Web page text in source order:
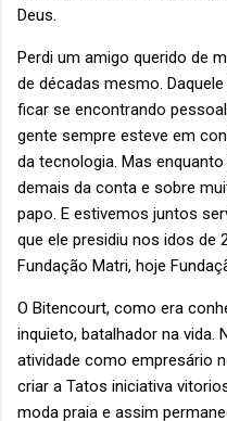
Deus.
Perdi um amigo querido de
de décadas mesmo.
ficar se encontrando
gente sempre esteve em
da tecnologia. Mas
demais da conta e sobre
papo. E estivemos juntos
que ele presidiu nos idos de
Fundação Matri, hoje
O Bitencourt, como era
inquieto, batalhador na vida.
atividade como empresário
criar a Tatos iniciativa
moda praia e assim